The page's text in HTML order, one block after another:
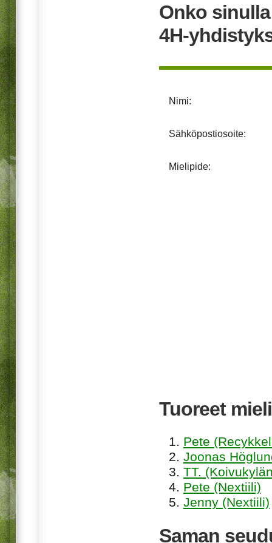
Onko
4H-
Nimi:
Sähköpostiosoite:
Mielipide:
Tuoreet
Pete
Joonas
TT.
Pete (Nextiili)
Jenny (Nextiili)
Saman